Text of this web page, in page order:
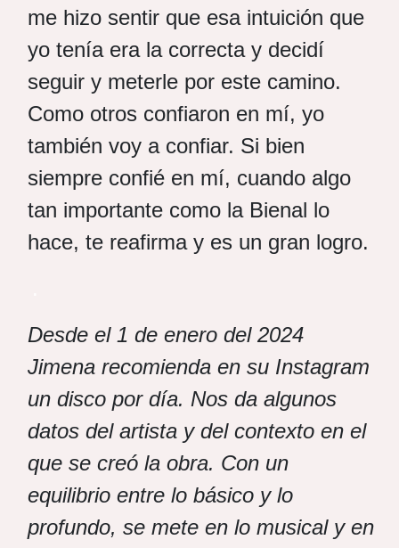
me hizo sentir que esa intuición que
yo tenía era la correcta y decidí
seguir y meterle por este camino.
Como otros confiaron en mí, yo
también voy a confiar. Si bien
siempre confié en mí, cuando algo
tan importante como la Bienal lo
hace, te reafirma y es un gran logro.
Desde el 1 de enero del 2024
Jimena recomienda en su Instagram
un disco por día. Nos da algunos
datos del artista y del contexto en el
que se creó la obra. Con un
equilibrio entre lo básico y lo
profundo, se mete en lo musical y en